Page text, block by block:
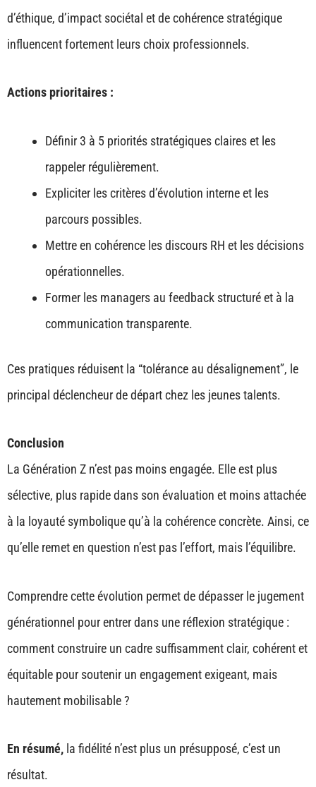
d’éthique, d’impact sociétal et de cohérence stratégique
influencent fortement leurs choix professionnels.
Actions prioritaires :
Définir 3 à 5 priorités stratégiques claires et les
rappeler régulièrement.
Expliciter les critères d’évolution interne et les
parcours possibles.
Mettre en cohérence les discours RH et les décisions
opérationnelles.
Former les managers au feedback structuré et à la
communication transparente.
Ces pratiques réduisent la “tolérance au désalignement”, le
principal déclencheur de départ chez les jeunes talents.
Conclusion
La Génération Z n’est pas moins engagée. Elle est plus
sélective, plus rapide dans son évaluation et moins attachée
à la loyauté symbolique qu’à la cohérence concrète. Ainsi, ce
qu’elle remet en question n’est pas l’effort, mais l’équilibre.
Comprendre cette évolution permet de dépasser le jugement
générationnel pour entrer dans une réflexion stratégique :
comment construire un cadre suffisamment clair, cohérent et
équitable pour soutenir un engagement exigeant, mais
hautement mobilisable ?
En résumé, la fidélité n’est plus un présupposé, c’est un
résultat.